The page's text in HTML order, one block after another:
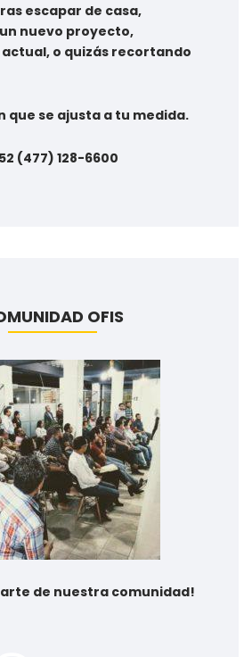
escapar de casa,
nuevo proyecto,
o quizás recortando
que se ajusta a tu medida.
(477) 128-6600
OFIS
de nuestra comunidad!